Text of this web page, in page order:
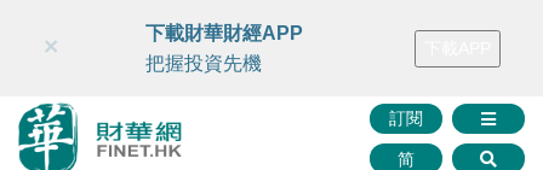
財華智庫網 FINTV FINMETA 財華證券 媒體矩陣
訂閱
简
×
下載財華財經APP
把握投資先機